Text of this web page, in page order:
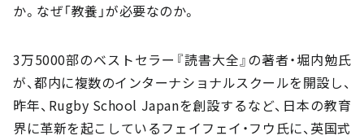
か。なぜ「教養」が必要なのか。
3万5000部のベストセラー『読書大全』の著者・堀内勉氏
が、都内に複数のインターナショナルスクールを開設し、
昨年、Rugby School Japanを創設するなど、日本の教育
界に革新を起こしているフェイフェイ・フウ氏に、英国式